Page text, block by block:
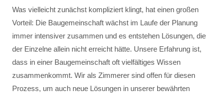
Was vielleicht zunächst kompliziert klingt, hat einen großen
Vorteil: Die Baugemeinschaft wächst im Laufe der Planung
immer intensiver zusammen und es entstehen Lösungen, die
der Einzelne allein nicht erreicht hätte. Unsere Erfahrung ist,
dass in einer Baugemeinschaft oft vielfältiges Wissen
zusammenkommt. Wir als Zimmerer sind offen für diesen
Prozess, um auch neue Lösungen in unserer bewährten